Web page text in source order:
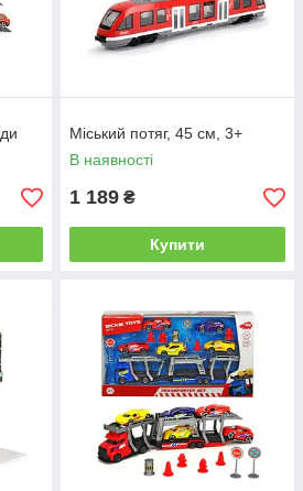
Міський потяг, 45 см, 3+
В наявності
1 189 ₴
Купити